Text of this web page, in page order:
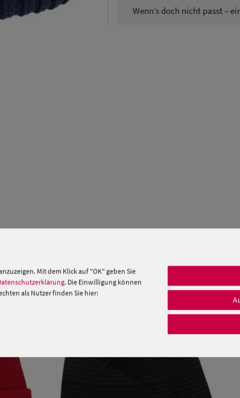
Wenn’s doch nicht passt –
Mit dem Klick auf "OK" geben Sie
. Die Einwilligung können
als Nutzer finden Sie hier: